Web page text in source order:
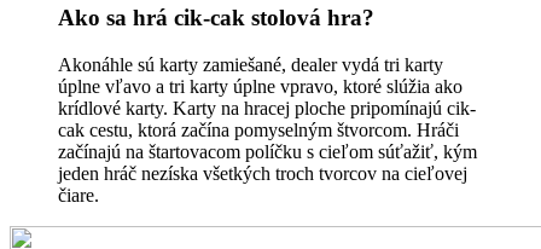
Ako sa hrá cik-cak stolová hra?
Akonáhle sú karty zamiešané, dealer vydá tri karty
úplne vľavo a tri karty úplne vpravo, ktoré slúžia ako
krídlové karty. Karty na hracej ploche pripomínajú cik-
cak cestu, ktorá začína pomyselným štvorcom. Hráči
začínajú na štartovacom políčku s cieľom súťažiť, kým
jeden hráč nezíska všetkých troch tvorcov na cieľovej
čiare.